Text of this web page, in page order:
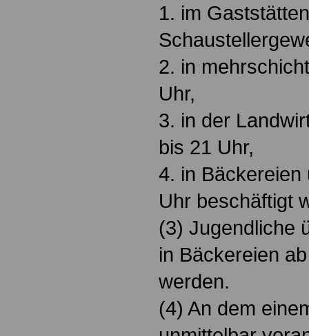
1. im
2. in
Uhr,
3. in der
bis 21 Uhr,
4. in Bäckereien
Uhr beschäftigt
(3) Jugendliche
in Bäckereien
werden.
(4) An dem